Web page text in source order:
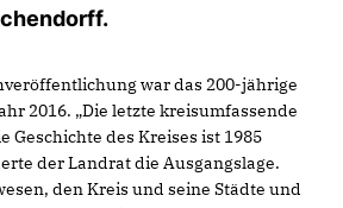
war das 200-jährige
2016. „Die letzte kreisumfassende
Geschichte des Kreises ist 1985
der Landrat die Ausgangslage.
den Kreis und seine Städte und